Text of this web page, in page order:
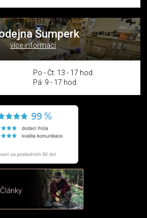
Šumperk
více informací
Po - Čt: 13 - 17 hod.
Pá: 9 - 17 hod.